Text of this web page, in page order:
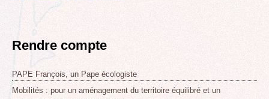
Rendre compte
PAPE François, un Pape écologiste
Mobilités : pour un aménagement du territoire équilibré et un